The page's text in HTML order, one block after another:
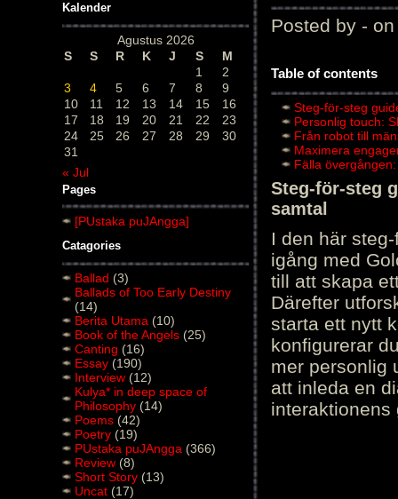
Kalender
Agustus 2026
S
S R K J S
M
1
2
3
4 5 6 7 8
9
10
11 12 13 14 15
16
17
18 19 20 21 22
23
24
25 26 27 28 29
30
31
« Jul
Pages
[PUstaka puJAngga]
Catagories
Ballad (3)
Ballads of Too Early Destiny
(14)
Berita Utama (10)
Book of the Angels (25)
Canting (16)
Essay (190)
Interview (12)
Kulya* in deep space of
Philosophy (14)
Poems (42)
Poetry (19)
PUstaka puJAngga (366)
Review (8)
Short Story (13)
Uncat (17)
Posted by - on
Table of contents
Steg-för-steg
Personlig touch:
Från robot till
Maximera
Fälla
Steg-för-steg
samtal
I den här
igång med
till att skapa
Därefter
starta ett nytt
konfigurerar
mer personlig
att inleda en
interaktionens